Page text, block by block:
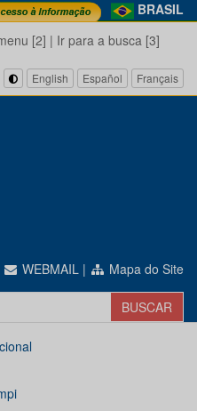
BRASIL
[2] | Ir para a busca [3]
English Español Français
WEBMAIL | Mapa do Site